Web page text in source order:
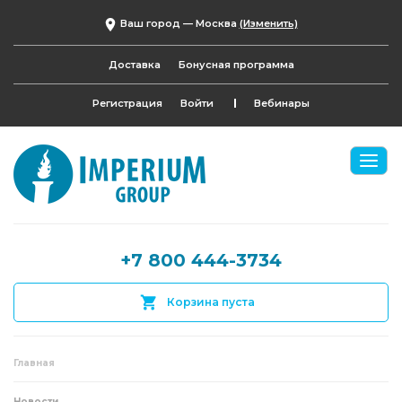
Ваш город — Москва (Изменить)
Доставка Бонусная программа
Регистрация Войти Вебинары
+7 800 444-3734
Корзина пуста
Главная